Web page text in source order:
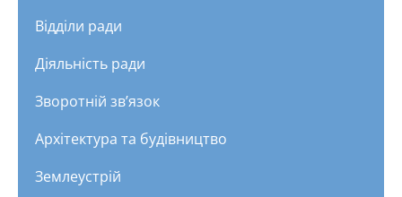
Відділи ради
Діяльність ради
Зворотній зв’язок
Архітектура та будівництво
Землеустрій